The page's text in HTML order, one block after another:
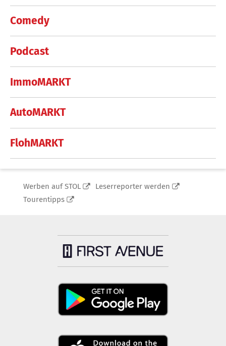
Comedy
Podcast
ImmoMARKT
AutoMARKT
FlohMARKT
Werben auf STOL
Leserreporter werden
Tourentipps